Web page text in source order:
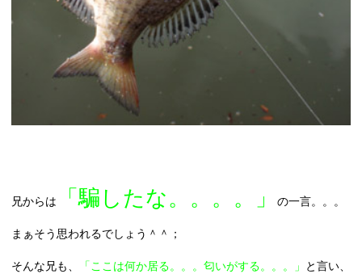
兄からは 「騙したな。。。。」 の一言。。。
まぁそう思われるでしょう＾＾；
そんな兄も、 「ここは何か居る。。。匂いがする。。。」 と言い、